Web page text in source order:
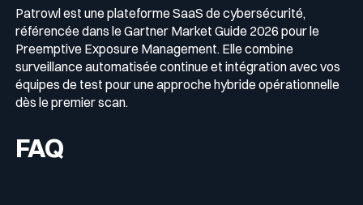
Patrowl est une plateforme SaaS de cybersécurité,
référencée dans le Gartner Market Guide 2026 pour le
Preemptive Exposure Management. Elle combine
surveillance automatisée continue et intégration avec vos
équipes de test pour une approche hybride opérationnelle
dès le premier scan.
FAQ